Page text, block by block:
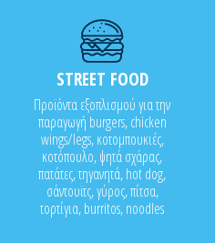
STREET FOOD
Προϊόντα εξοπλισμού για την
παραγωγή burgers, chicken
wings/legs, κοτομπουκιές,
κοτόπουλο, ψητά σχάρας,
πατάτες, τηγανητά, hot dog,
σάντουϊτς, γύρος, πίτσα,
τορτίγια, burritos, noodles